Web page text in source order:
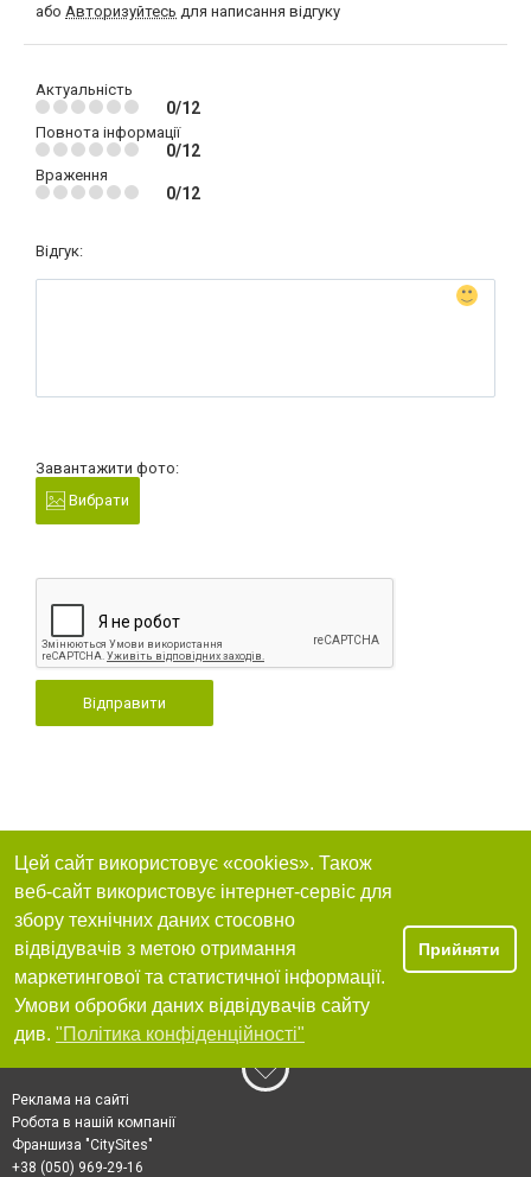
або Авторизуйтесь для написання відгуку
Актуальність
0/12
Повнота інформації
0/12
Враження
0/12
Відгук:
Завантажити фото:
Вибрати
Відправити
Цей сайт використовує «cookies». Також
веб-сайт використовує інтернет-сервіс для
збору технічних даних стосовно
відвідувачів з метою отримання
маркетингової та статистичної інформації.
Умови обробки даних відвідувачів сайту
див. "Політика конфіденційності"
Прийняти
Реклама на сайті
Робота в нашій компанії
Франшиза "CitySites"
+38 (050) 969-29-16